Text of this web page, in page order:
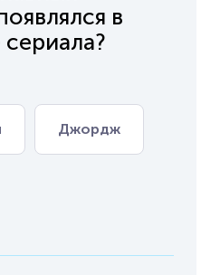
в
Джордж